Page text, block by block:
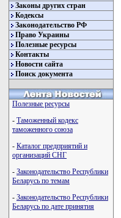
Законы других стран
Кодексы
Законодательство РФ
Право Украины
Полезные ресурсы
Контакты
Новости сайта
Поиск документа
Полезные ресурсы
- Таможенный кодекс
таможенного союза
- Каталог предприятий и
организаций СНГ
- Законодательство Республики
Беларусь по темам
- Законодательство Республики
Беларусь по дате принятия